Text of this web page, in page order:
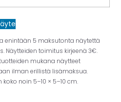
enintään 5 maksutonta näytettä
Näytteiden toimitus kirjeenä 3€.
mukana näytteet
ilman erillistä lisämaksua.
koko noin 5–10 × 5–10 cm.